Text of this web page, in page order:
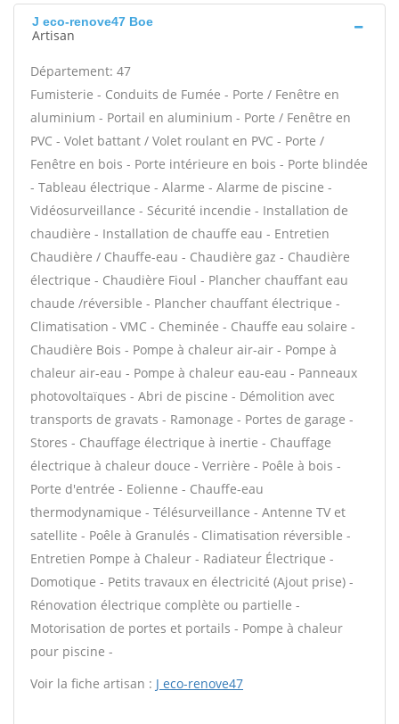
J eco-renove47 Boe
Artisan
Département: 47
Fumisterie - Conduits de Fumée - Porte / Fenêtre en
aluminium - Portail en aluminium - Porte / Fenêtre en
PVC - Volet battant / Volet roulant en PVC - Porte /
Fenêtre en bois - Porte intérieure en bois - Porte blindée
- Tableau électrique - Alarme - Alarme de piscine -
Vidéosurveillance - Sécurité incendie - Installation de
chaudière - Installation de chauffe eau - Entretien
Chaudière / Chauffe-eau - Chaudière gaz - Chaudière
électrique - Chaudière Fioul - Plancher chauffant eau
chaude /réversible - Plancher chauffant électrique -
Climatisation - VMC - Cheminée - Chauffe eau solaire -
Chaudière Bois - Pompe à chaleur air-air - Pompe à
chaleur air-eau - Pompe à chaleur eau-eau - Panneaux
photovoltaïques - Abri de piscine - Démolition avec
transports de gravats - Ramonage - Portes de garage -
Stores - Chauffage électrique à inertie - Chauffage
électrique à chaleur douce - Verrière - Poêle à bois -
Porte d'entrée - Eolienne - Chauffe-eau
thermodynamique - Télésurveillance - Antenne TV et
satellite - Poêle à Granulés - Climatisation réversible -
Entretien Pompe à Chaleur - Radiateur Électrique -
Domotique - Petits travaux en électricité (Ajout prise) -
Rénovation électrique complète ou partielle -
Motorisation de portes et portails - Pompe à chaleur
pour piscine -
Voir la fiche artisan : J eco-renove47